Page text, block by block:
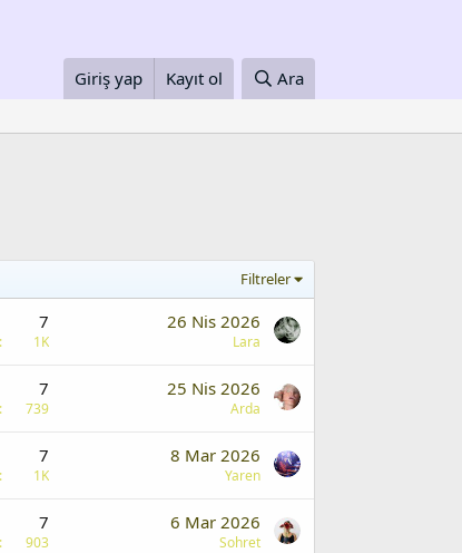
Giriş yap Kayıt ol Ara
Filtreler
7
1K
26 Nis 2026
Lara
7
739
25 Nis 2026
Arda
7
1K
8 Mar 2026
Yaren
7
903
6 Mar 2026
Sohret